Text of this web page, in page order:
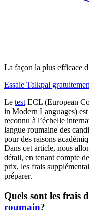
La façon la plus efficace
Essaie Talkpal
Le test ECL (European
in Modern Languages)
reconnu à l’échelle
langue roumaine des
pour des raisons
Dans cet article, nous
détail, en tenant compte
prix, les frais
préparer.
Quels sont les frais
roumain?